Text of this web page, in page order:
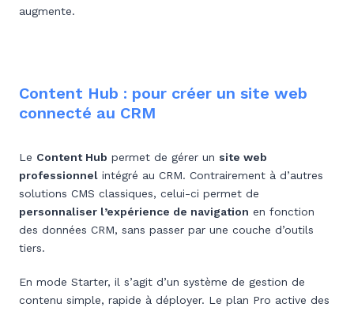
augmente.
Content Hub : pour créer un site web
connecté au CRM
Le Content Hub permet de gérer un site web
professionnel intégré au CRM. Contrairement à d’autres
solutions CMS classiques, celui-ci permet de
personnaliser l’expérience de navigation en fonction
des données CRM, sans passer par une couche d’outils
tiers.
En mode Starter, il s’agit d’un système de gestion de
contenu simple, rapide à déployer. Le plan Pro active des